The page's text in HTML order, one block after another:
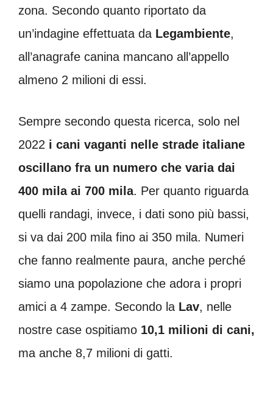
zona. Secondo quanto riportato da
un’indagine effettuata da Legambiente,
all’anagrafe canina mancano all’appello
almeno 2 milioni di essi.
Sempre secondo questa ricerca, solo nel
2022 i cani vaganti nelle strade italiane
oscillano fra un numero che varia dai
400 mila ai 700 mila. Per quanto riguarda
quelli randagi, invece, i dati sono più bassi,
si va dai 200 mila fino ai 350 mila. Numeri
che fanno realmente paura, anche perché
siamo una popolazione che adora i propri
amici a 4 zampe. Secondo la Lav, nelle
nostre case ospitiamo 10,1 milioni di cani,
ma anche 8,7 milioni di gatti.